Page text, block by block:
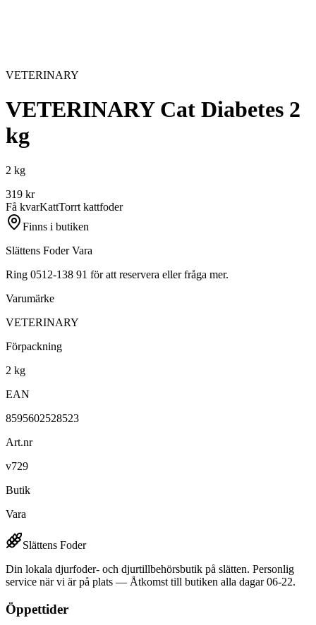
VETERINARY
VETERINARY Cat Diabetes 2
kg
2 kg
319 kr
Få kvarKattTorrt kattfoder
Finns i butiken
Slättens Foder Vara
Ring 0512-138 91 för att reservera eller fråga mer.
Varumärke
VETERINARY
Förpackning
2 kg
EAN
8595602528523
Art.nr
v729
Butik
Vara
Slättens Foder
Din lokala djurfoder- och djurtillbehörsbutik på slätten. Personlig
service när vi är på plats — Åtkomst till butiken alla dagar 06-22.
Öppettider